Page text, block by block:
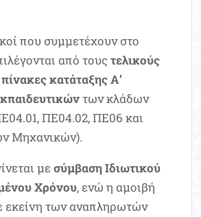
που συμμετέχουν στο
από τουςτελικούς
κατάταξης Α’
των κλάδων
ΠΕ04.02, ΠΕ06 και
Μηχανικών).
μεσύμβαση Ιδιωτικού
Χρόνου, ενώ η αμοιβή
εκείνη των αναπληρωτών